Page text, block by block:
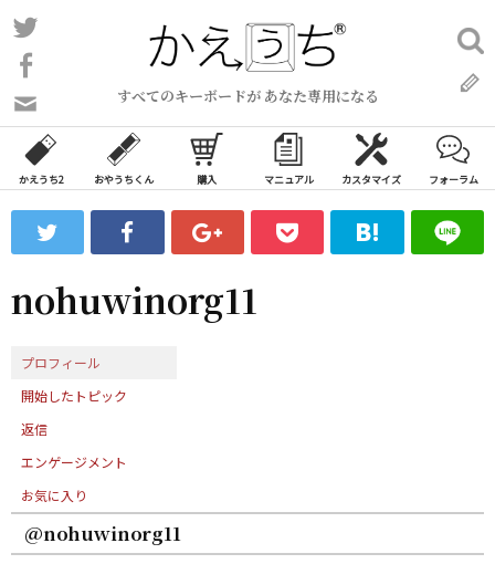
コ
ン
ン
ツ
ス
ッ
すべてのキーボードが あなた専用になる
い
合
わ
フ
ォ
ム
検
索:
かえうち2 おやうちくん 購入 マニュアル カスタマイズ フォーラム
nohuwinorg11
プロフィール
開始したトピック
返信
エンゲージメント
お気に入り
@nohuwinorg11